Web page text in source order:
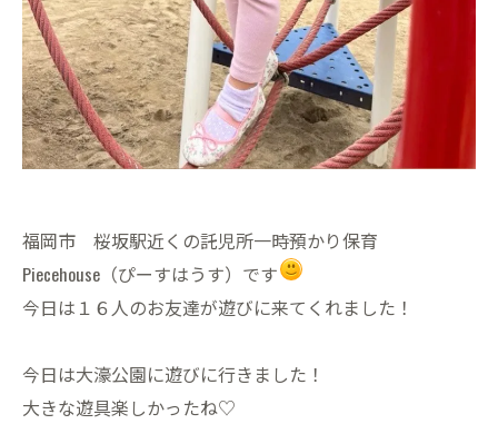
福岡市 桜坂駅近くの託児所一時預かり保育
Piecehouse（ぴーすはうす）です
今日は１６人のお友達が遊びに来てくれました！
今日は大濠公園に遊びに行きました！
大きな遊具楽しかったね♡